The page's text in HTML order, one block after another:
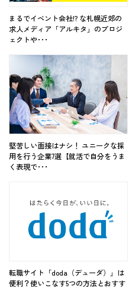
まるでイベント会社!? な札幌近郊の
求人メディア「アルキタ」のプロジ
ェクトや･･･
堅苦しい面接はナシ！ ユニークな採
用を行う企業7選【就活で自分をうま
く表現で･･･
転職サイト「doda（デューダ）」は
便利？使いこなす5つの方法とおすす